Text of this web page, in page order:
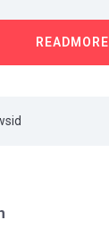
READMORE